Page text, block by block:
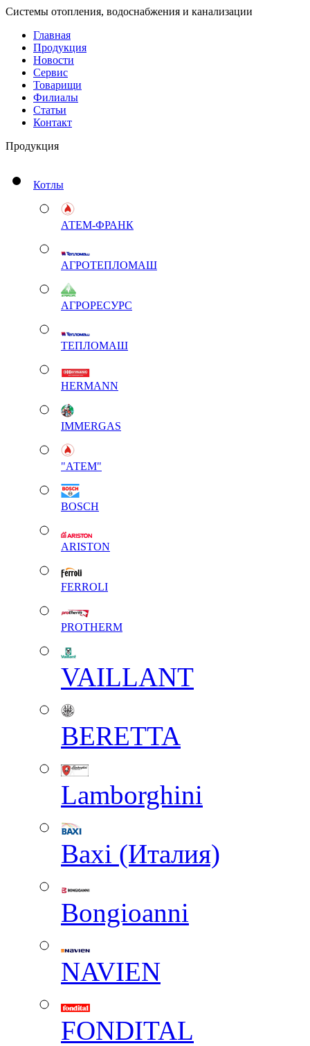
Системы отопления, водоснабжения и канализации
Главная
Продукция
Новости
Сервис
Товарищи
Филиалы
Статьи
Контакт
Продукция
Котлы
АТЕМ-ФРАНК
АГРОТЕПЛОМАШ
АГРОРЕСУРС
ТЕПЛОМАШ
HERMANN
IMMERGAS
"АТЕМ"
BOSCH
ARISTON
FERROLI
PROTHERM
VAILLANT
BERETTA
Lamborghini
Baxi (Италия)
Вongioanni
NAVIEN
FONDITAL